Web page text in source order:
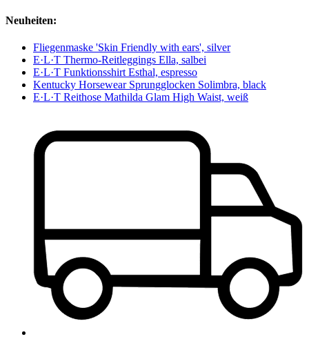
Neuheiten:
Fliegenmaske 'Skin Friendly with ears', silver
E·L·T Thermo-Reitleggings Ella, salbei
E·L·T Funktionsshirt Esthal, espresso
Kentucky Horsewear Sprungglocken Solimbra, black
E·L·T Reithose Mathilda Glam High Waist, weiß